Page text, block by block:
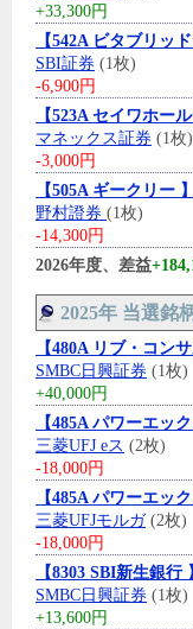
+33,300円
【542A ビタブリッド
SBI証券 (1枚)
-6,900円
【523A セイワホール
マネックス証券 (1枚)
-3,000円
【505A ギークリー 】
野村證券 (1枚)
-14,300円
2026年度、差益
2025年 当選銘
【480A リブ・コンサ
SMBC日興証券 (1枚)
+40,000円
【485A パワーエック
三菱UFJ eス (2枚)
-18,000円
【485A パワーエック
三菱UFJモルガ(2枚)
-18,000円
【8303 SBI新生銀行
SMBC日興証券 (1枚)
+13,600円